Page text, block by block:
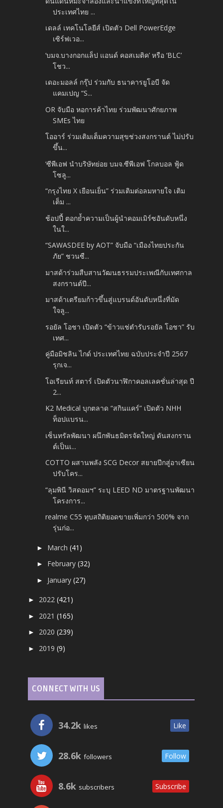
ประเทศไทย ...
เดลล์ เทคโนโลยีส์ เปิดตัว Dell PowerEdge
เซิร์ฟเวอ...
‘บมจ.บางกอกแล็ป แอนด์ คอสเมติค’ หรือ ‘BLC’
โชว...
เดอะมอลล์ กรุ๊ป ร่วมกับ ธนาคารยูโอบี จัด
แคมเปญ “S...
OR จับมือ หอการค้าไทย ร่วมพัฒนาศักยภาพ
SMEs ไทย
โออาร์ ร่วมเติมเต็มความสุขช่วงสงกรานต์ ไม่ปรับ
ขึ้น...
‘ซีพีเอฟ นำบริษัทย่อย บมจ.ซีพีเอฟ โกลบอล ฟู้ด
โซลู...
“กรุงไทย X เยือนเย็น” ร่วมเติมต่อลมหายใจ เติม
เต็ม ...
ช้อปปี้ ตอกย้ำความเป็นผู้นำคอมเมิร์ซอันดับหนึ่ง
ในใ...
“SAWASDEE by AOT” จับมือ “เมืองไทยประกัน
ภัย” ชวนซื...
มาสด้าร่วมสืบสานวัฒนธรรมประเพณีกับเทศกาล
สงกรานต์ปี...
มาสด้าเตรียมก้าวขึ้นสู่แบรนด์อันดับหนึ่งที่มัด
ใจลู...
รอยัล โอชา เปิดตัว “ข้าวแช่ตำรับรอยัล โอชา” รับ
เทศ...
คู่มือมิชลิน ไกด์ ประเทศไทย ฉบับประจำปี 2567
รุกเจ...
โอเรียนท์ สตาร์ เปิดตัวนาฬิกาคอลเลคชั่นล่าสุด ปี
2...
K2 Medical บุกตลาด “สกินแคร์” เปิดตัว NHH
ท็อปแบรน...
เซ็นทรัลพัฒนา ผนึกพันธมิตรจัดใหญ่ ดันสงกราน
ต์เป็นเ...
COTTO ผสานพลัง SCG Decor สยายปีกสู่อาเซียน
ปรับโคร...
“ลุมพินี วิสดอมฯ” ระบุ LEED ND มาตรฐานพัฒนา
โครงการ...
realme C55 ทุบสถิติยอดขายเพิ่มกว่า 500% จาก
รุ่นก่อ...
► March(41)
► February(32)
► January(27)
► 2022(421)
► 2021(165)
► 2020(239)
► 2019(9)
CONNECT WITH US
34.2k likes Like
28.6k followers Follow
8.6k subscribers Subscribe